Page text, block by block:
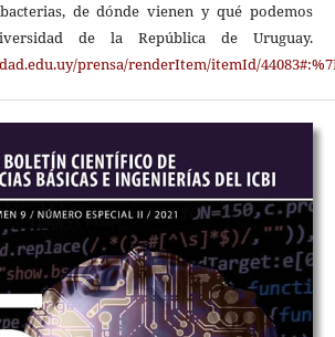
de dónde vienen y qué podemos
de la República de Uruguay.
prensa/renderItem/itemId/